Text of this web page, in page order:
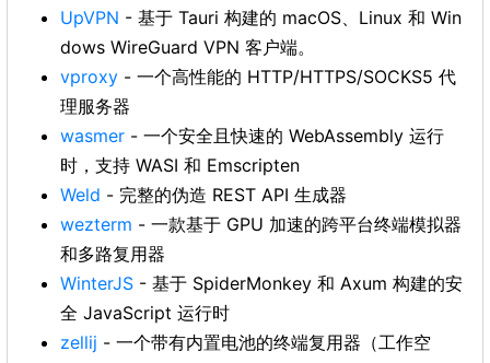
UpVPN - 基于 Tauri 构建的 macOS、Linux 和 Win
dows WireGuard VPN 客户端。
vproxy - 一个高性能的 HTTP/HTTPS/SOCKS5 代
理服务器
wasmer - 一个安全且快速的 WebAssembly 运行
时，支持 WASI 和 Emscripten
Weld - 完整的伪造 REST API 生成器
wezterm - 一款基于 GPU 加速的跨平台终端模拟器
和多路复用器
WinterJS - 基于 SpiderMonkey 和 Axum 构建的安
全 JavaScript 运行时
zellij - 一个带有内置电池的终端复用器（工作空